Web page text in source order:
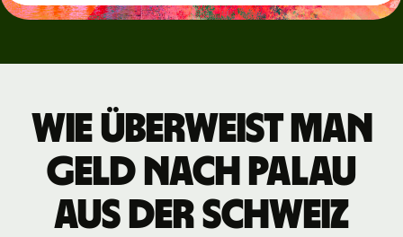
Wie überweist man
Geld nach Palau
aus der Schweiz